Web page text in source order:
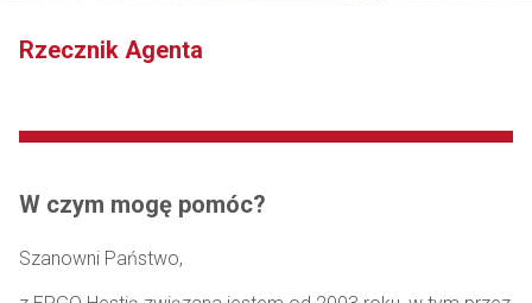
Rzecznik Agenta
W czym mogę pomóc?
Szanowni Państwo,